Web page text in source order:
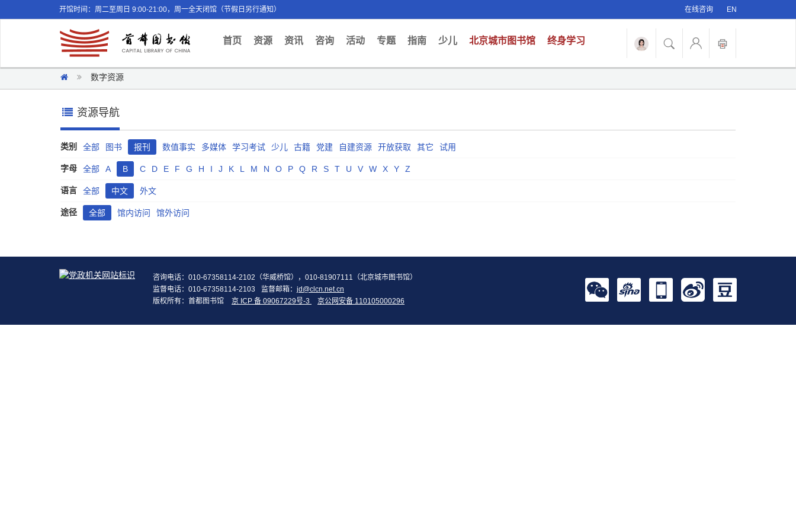
开馆时间：周二至周日 9:00-21:00，周一全天闭馆（节假日另行通知） 在线咨询 EN
首页(current)
资源 资讯 咨询 活动 专题 指南 少儿 北京城市图书馆 终身学习
数字资源
资源导航
类别 全部 图书 报刊 数值事实 多媒体 学习考试 少儿 古籍 党建 自建资源 开放获取 其它 试用
字母 全部 A B C D E F G H I J K L M N O P Q R S T U V W X Y Z
语言 全部 中文 外文
途径 全部 馆内访问 馆外访问
咨询电话：010-67358114-2102（华威桥馆），010-81907111（北京城市图书馆）
监督电话：010-67358114-2103
监督邮箱： jd@clcn.net.cn
版权所有：首都图书馆
京 ICP 备 09067229号-3 京公网安备 110105000296